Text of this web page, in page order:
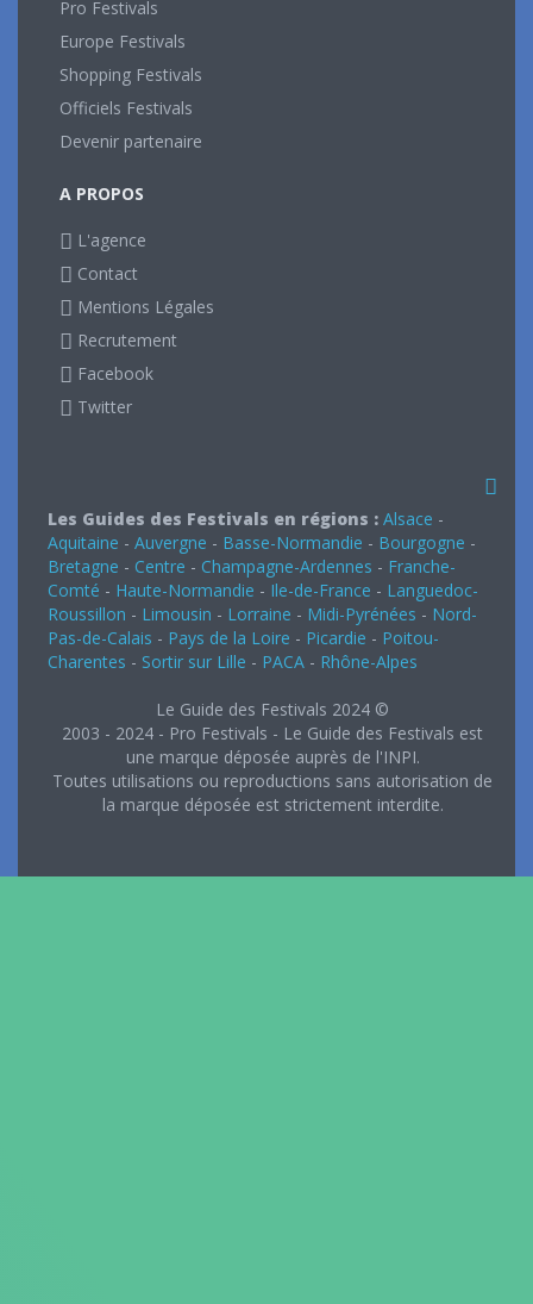
Pro Festivals
Europe Festivals
Shopping Festivals
Officiels Festivals
Devenir partenaire
A PROPOS
L'agence
Contact
Mentions Légales
Recrutement
Facebook
Twitter
Les Guides des Festivals en régions : Alsace -
Aquitaine - Auvergne - Basse-Normandie - Bourgogne -
Bretagne - Centre - Champagne-Ardennes - Franche-
Comté - Haute-Normandie - Ile-de-France - Languedoc-
Roussillon - Limousin - Lorraine - Midi-Pyrénées - Nord-
Pas-de-Calais - Pays de la Loire - Picardie - Poitou-
Charentes - Sortir sur Lille - PACA - Rhône-Alpes
Le Guide des Festivals 2024 ©
2003 - 2024 - Pro Festivals - Le Guide des Festivals est
une marque déposée auprès de l'INPI.
Toutes utilisations ou reproductions sans autorisation de
la marque déposée est strictement interdite.